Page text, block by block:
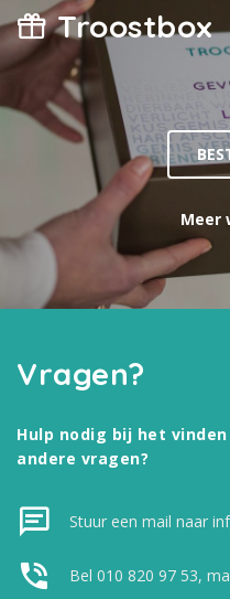
Troostbox
Meer
Vragen?
Hulp nodig bij het
andere vragen?
Stuur een mail naar
Bel 010 820 97 53,